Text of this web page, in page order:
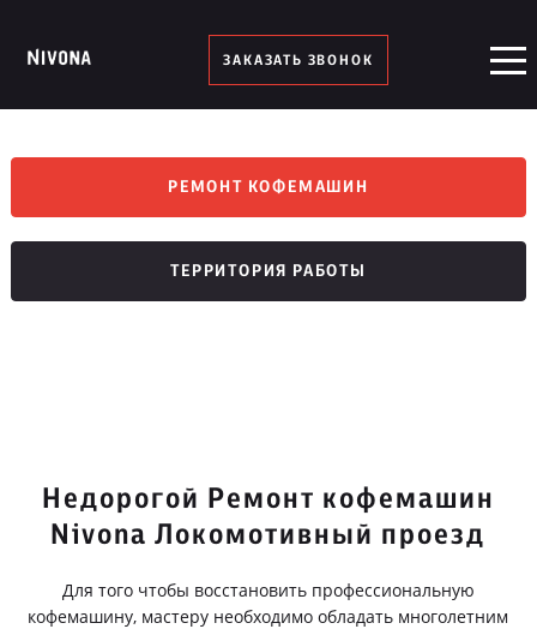
ЗАКАЗАТЬ ЗВОНОК
РЕМОНТ КОФЕМАШИН
ТЕРРИТОРИЯ РАБОТЫ
Недорогой Ремонт кофемашин
Nivona Локомотивный проезд
Для того чтобы восстановить профессиональную
кофемашину, мастеру необходимо обладать многолетним